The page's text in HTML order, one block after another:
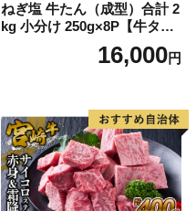
ねぎ塩 牛たん（成型）合計 2
kg 小分け 250g×8P【牛タン
牛肉 焼肉用 薄切り 訳あり サ
16,000円